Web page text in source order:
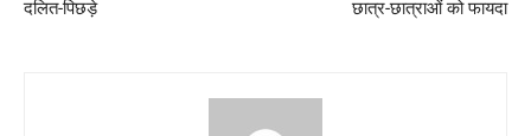
दलित-पिछड़े छात्र-छात्राओं को फायदा